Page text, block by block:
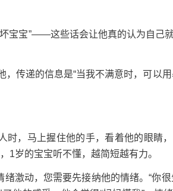
宝宝”——这些话会让他真的认为自己
传递的信息是“当我不满意时，可以
，马上握住他的手，看着他的眼睛，
1岁的宝宝听不懂，越简短越有力。
动，您需要先接纳他的情绪。“你很